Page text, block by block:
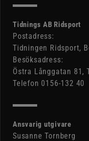
Tidnings AB Ridsport
Postadress:
Tidningen Ridsport,
Besöksadress:
Östra Långgatan 81,
Telefon 0156-132 40
Ansvarig utgivare
Susanne Tornberg